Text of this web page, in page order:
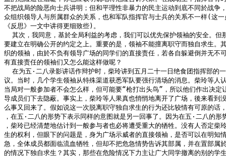
不把战局的险恶向士兵讲明；但和平理性非暴力的民主运动到底不同於战争
众组织领导人与所属群众的关系，也和军队指挥官与士兵的关系不一样(这一
《反思》一文中讲得更细致些)。
其次，我同意，基於全局利益的考虑，我们可以优先保护领袖的安全。但
要建立在明确公开的约定之上。重要的是，领袖不能擅离职守而独自求生。
织的领袖，由於不负有领导广场的同学们的直接责任，若各自躲避倒并无不
有直接责任的领袖们又怎么能这样做呢？
在为五·二八录影讲话作辩护时，柴玲讲到五月二十一日绝食团指挥部的
议。当时，几个学生领袖从特殊渠道获悉军队要强行清场的消息。柴玲等人
当局对一般参加者不会怎么样，但可能要“枪打出头鸟”，所以他们作出决定
导成员们下去隐蔽。事实上，柴玲等人果真也悄悄地离开了广场，後来看到
么事又回来了。假如说这一次脱离职守独自求生的行为还比较情有可原的话
，在五·二八的形势下表示同样的意图就是另一回事了。因为在五·二八的形
，柴玲已经清楚地估计到一般参与者也必将遭受重大的牺牲。没有人否定柴
生的权利，但眼下的问题是，身为广场示威者的直接领袖，是否可以在明知
急，全体成员都面临流血牺牲，但却不把危急情势告诉其部属，并在置部属
的情况下独自求生？其实，那些在危险情况下力主让广大同学撤离的别的学